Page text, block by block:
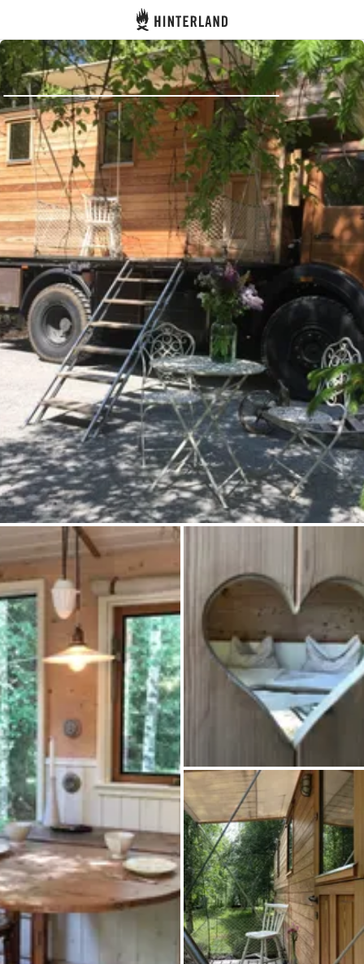
Hinterland
Accedi
Registro
Diventare Host
Piazzole
Alloggi
Pianificazione viaggio
Chiedi a Howdy
Ispirazione fotografica
Suggerimenti e ispirazione
Storie dall'Hinterland
Buoni
Chi siamo
Negozio
Contatti
Select language